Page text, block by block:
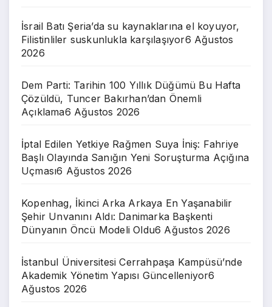
İsrail Batı Şeria’da su kaynaklarına el koyuyor,
Filistinliler suskunlukla karşılaşıyor6 Ağustos
2026
Dem Parti: Tarihin 100 Yıllık Düğümü Bu Hafta
Çözüldü, Tuncer Bakırhan’dan Önemli
Açıklama6 Ağustos 2026
İptal Edilen Yetkiye Rağmen Suya İniş: Fahriye
Başlı Olayında Sanığın Yeni Soruşturma Açığına
Uçması6 Ağustos 2026
Kopenhag, İkinci Arka Arkaya En Yaşanabilir
Şehir Unvanını Aldı: Danimarka Başkenti
Dünyanın Öncü Modeli Oldu6 Ağustos 2026
İstanbul Üniversitesi Cerrahpaşa Kampüsü’nde
Akademik Yönetim Yapısı Güncelleniyor6
Ağustos 2026